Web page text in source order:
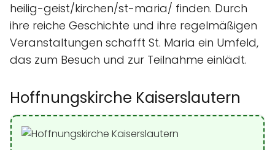
heilig-geist/kirchen/st-maria/ finden. Durch
ihre reiche Geschichte und ihre regelmäßigen
Veranstaltungen schafft St. Maria ein Umfeld,
das zum Besuch und zur Teilnahme einlädt.
Hoffnungskirche Kaiserslautern